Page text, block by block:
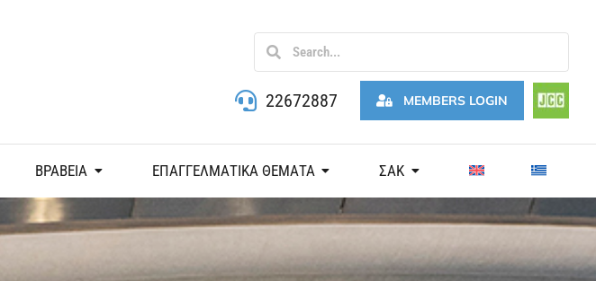
22672887 MEMBERS LOGIN
ΒΡΑΒΕΙΑ ΕΠΑΓΓΕΛΜΑΤΙΚΑ ΘΕΜΑΤΑ ΣΑΚ